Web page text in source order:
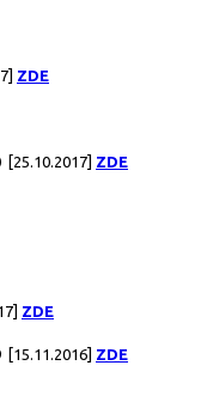
ZDE
[25.10.2017] ZDE
ZDE
[15.11.2016] ZDE